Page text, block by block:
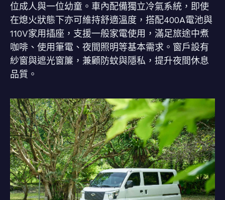
位成人與一位幼童。車內配備獨立冷氣系統，即使
在熄火狀態下亦可維持舒適溫度，搭配400A電池與
110V家用插座，支援一般家電使用，滿足旅途中煮
咖啡、使用筆電、夜間照明等基本需求。窗戶設有
紗窗與遮光窗簾，兼顧防蚊與隱私，提升夜間休息
品質。